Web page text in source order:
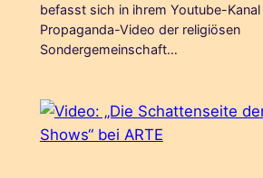
befasst sich in ihrem Youtube-Kanal
Propaganda-Video der religiösen
Sondergemeinschaft…